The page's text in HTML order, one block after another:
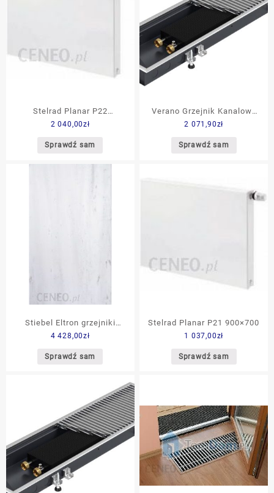
Stelrad Planar P22
500×2400
2 040,00zł
Sprawdź sam
Verano Grzejnik Kanalowy
Vk15380 1148W
2 071,90zł
Sprawdź sam
Stiebel Eltron grzejniki
marmurowe MHP 90 900W
(182273)
4 428,00zł
Sprawdź sam
Stelrad Planar P21 900×700
1 037,00zł
Sprawdź sam